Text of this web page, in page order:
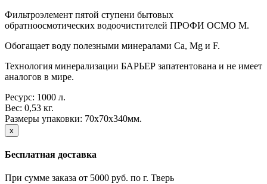
Фильтроэлемент пятой ступени бытовых
обратноосмотических водоочистителей ПРОФИ ОСМО М.
Обогащает воду полезными минералами Ca, Mg и F.
Технология минерализации БАРЬЕР запатентована и не имеет
аналогов в мире.
Ресурс: 1000 л.
Вес: 0,53 кг.
Размеры упаковки: 70x70x340мм.
х
Бесплатная доставка
При сумме заказа от 5000 руб. по г. Тверь